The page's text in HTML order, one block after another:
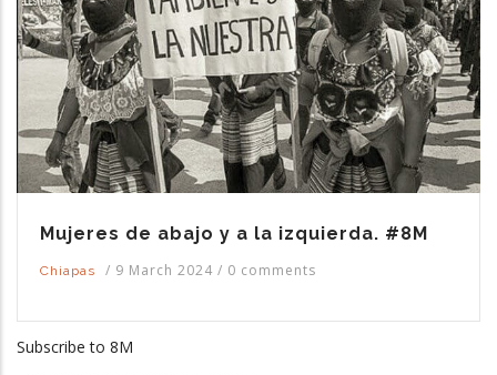
Mujeres de abajo y a la izquierda. #8M
Chiapas / 9 March 2024 / 0 comments
Subscribe to 8M